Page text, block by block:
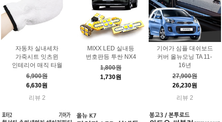
자동차 실내세차
가죽시트 잇츠윈
인테리어 매직 타월
6,900원
6,630원
리뷰 2
MIXX LED 실내등
번호판등 투싼 NX4
1,800원
1,730원
기어가 심플 대쉬보드
커버 올뉴모닝 TA 11-
16년
27,900원
26,230원
리뷰 2